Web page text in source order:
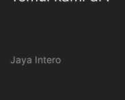
Jaya Intero